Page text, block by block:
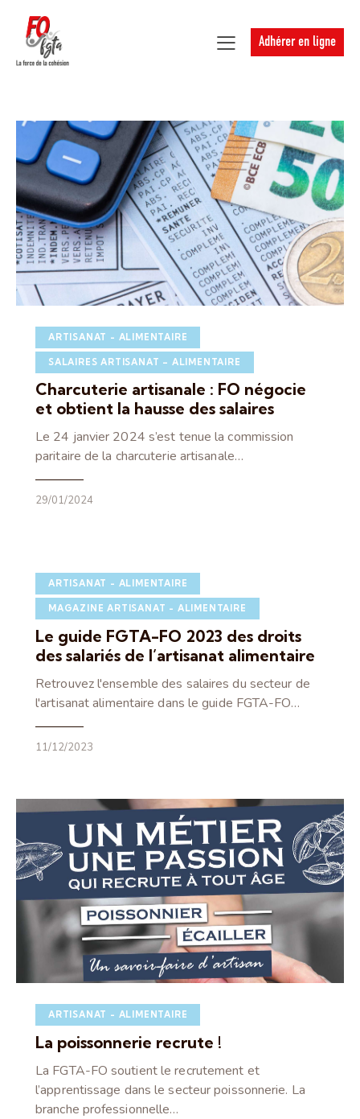
Adhérer en ligne
ARTISANAT - ALIMENTAIRE
SALAIRES ARTISANAT – ALIMENTAIRE
Charcuterie artisanale : FO négocie
et obtient la hausse des salaires
Le 24 janvier 2024 s’est tenue la commission
paritaire de la charcuterie artisanale…
29/01/2024
ARTISANAT - ALIMENTAIRE
MAGAZINE ARTISANAT - ALIMENTAIRE
Le guide FGTA-FO 2023 des droits
des salariés de l’artisanat alimentaire
Retrouvez l'ensemble des salaires du secteur de
l'artisanat alimentaire dans le guide FGTA-FO…
11/12/2023
ARTISANAT - ALIMENTAIRE
La poissonnerie recrute !
La FGTA-FO soutient le recrutement et
l’apprentissage dans le secteur poissonnerie. La
branche professionnelle…